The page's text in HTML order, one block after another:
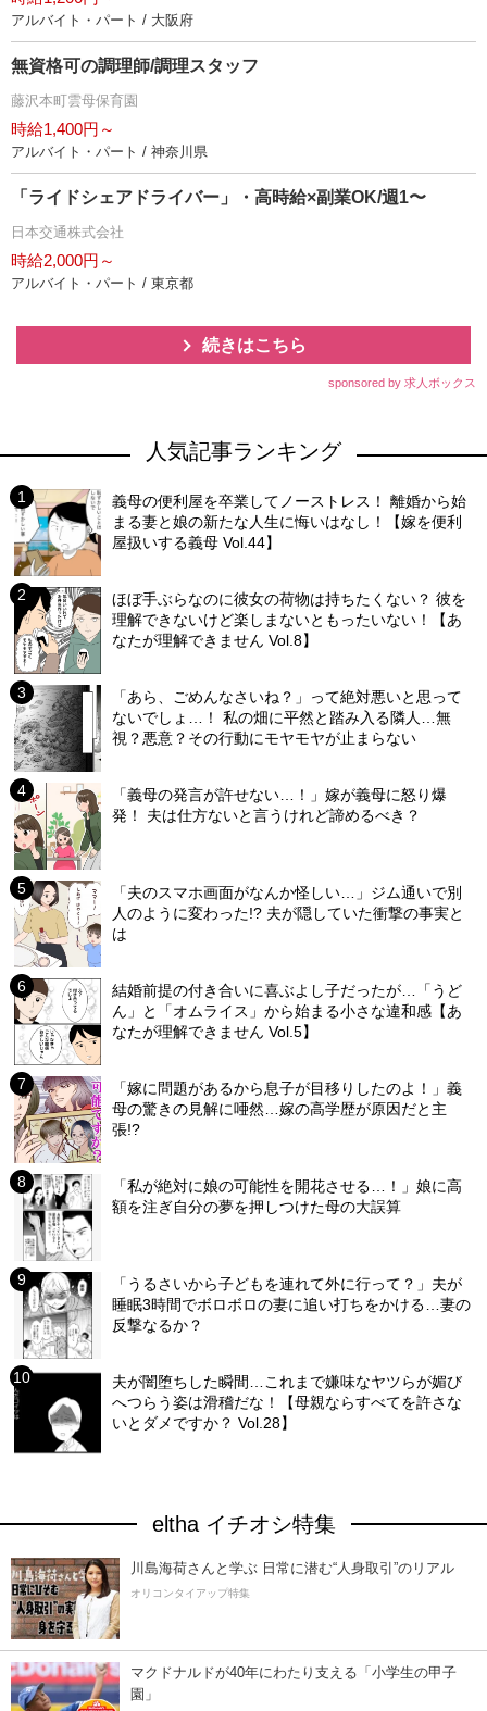
アルバイト・パート / 大阪府
無資格可の調理師/調理スタッフ
藤沢本町雲母保育園
時給1,400円～
アルバイト・パート / 神奈川県
「ライドシェアドライバー」・高時給×副業OK/週1〜
日本交通株式会社
時給2,000円～
アルバイト・パート / 東京都
続きはこちら
sponsored by 求人ボックス
人気記事ランキング
義母の便利屋を卒業してノーストレス！ 離婚から始
まる妻と娘の新たな人生に悔いはなし！【嫁を便利
屋扱いする義母 Vol.44】
ほぼ手ぶらなのに彼女の荷物は持ちたくない？ 彼を
理解できないけど楽しまないともったいない！【あ
なたが理解できません Vol.8】
「あら、ごめんなさいね？」って絶対悪いと思って
ないでしょ…！ 私の畑に平然と踏み入る隣人…無
視？悪意？その行動にモヤモヤが止まらない
「義母の発言が許せない…！」嫁が義母に怒り爆
発！ 夫は仕方ないと言うけれど諦めるべき？
「夫のスマホ画面がなんか怪しい…」ジム通いで別
人のように変わった!? 夫が隠していた衝撃の事実と
は
結婚前提の付き合いに喜ぶよし子だったが…「うど
ん」と「オムライス」から始まる小さな違和感【あ
なたが理解できません Vol.5】
「嫁に問題があるから息子が目移りしたのよ！」義
母の驚きの見解に唖然…嫁の高学歴が原因だと主
張!?
「私が絶対に娘の可能性を開花させる…！」娘に高
額を注ぎ自分の夢を押しつけた母の大誤算
「うるさいから子どもを連れて外に行って？」夫が
睡眠3時間でボロボロの妻に追い打ちをかける…妻の
反撃なるか？
夫が闇堕ちした瞬間…これまで嫌味なヤツらが媚び
へつらう姿は滑稽だな！【母親ならすべてを許さな
いとダメですか？ Vol.28】
eltha イチオシ特集
川島海荷さんと学ぶ 日常に潜む“人身取引”のリアル
オリコンタイアップ特集
マクドナルドが40年にわたり支える「小学生の甲子
園」